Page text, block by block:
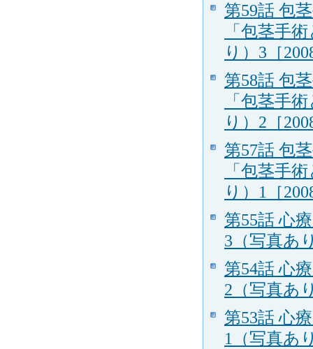
第59話 包
「包茎手
り）3［
第58話 包
「包茎手
り）2［
第57話 包
「包茎手
り）1［
第55話 心
3（写真あ
第54話 心
2（写真あ
第53話 心
1（写真あ